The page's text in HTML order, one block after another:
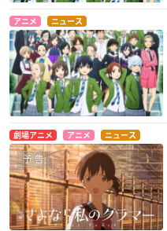
アニメ ニュース
劇場アニメ アニメ ニュース